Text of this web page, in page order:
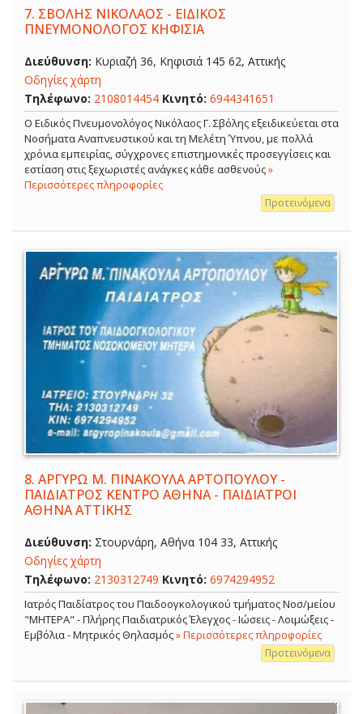
7. ΣΒΟΛΗΣ ΝΙΚΟΛΑΟΣ - ΕΙΔΙΚΟΣ
ΠΝΕΥΜΟΝΟΛΟΓΟΣ ΚΗΦΙΣΙΑ
Διεύθυνση: Κυριαζή 36, Κηφισιά 145 62, Αττικής
Οδηγίες χάρτη
Τηλέφωνο: 2108014454 Κινητό: 6944341651
O Ειδικός Πνευμονολόγος Νικόλαος Γ. Σβόλης εξειδικεύεται στα
Νοσήματα Αναπνευστικού και τη Μελέτη Ύπνου, με πολλά
χρόνια εμπειρίας, σύγχρονες επιστημονικές προσεγγίσεις και
εστίαση στις ξεχωριστές ανάγκες κάθε ασθενούς»
Περισσότερες πληροφορίες
Προτεινόμενα
8. ΑΡΓΥΡΩ Μ. ΠΙΝΑΚΟΥΛΑ ΑΡΤΟΠΟΥΛΟΥ -
ΠΑΙΔΙΑΤΡΟΣ ΚΕΝΤΡΟ ΑΘΗΝΑ - ΠΑΙΔΙΑΤΡΟΙ
ΑΘΗΝΑ ΑΤΤΙΚΗΣ
Διεύθυνση: Στουρνάρη, Αθήνα 104 33, Αττικής
Οδηγίες χάρτη
Τηλέφωνο: 2130312749 Κινητό: 6974294952
Ιατρός Παιδίατρος του Παιδοογκολογικού τμήματος Νοσ/μείου
"ΜΗΤΕΡΑ" - Πλήρης Παιδιατρικός Έλεγχος - Ιώσεις - Λοιμώξεις -
Εμβόλια - Μητρικός Θηλασμός» Περισσότερες πληροφορίες
Προτεινόμενα